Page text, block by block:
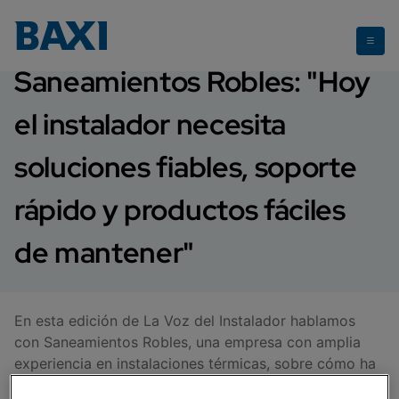
Saneamientos Robles
Saneamientos Robles: "Hoy
el instalador necesita
soluciones fiables, soporte
rápido y productos fáciles
de mantener"
En esta edición de La Voz del Instalador hablamos
con Saneamientos Robles, una empresa con amplia
experiencia en instalaciones térmicas, sobre cómo ha